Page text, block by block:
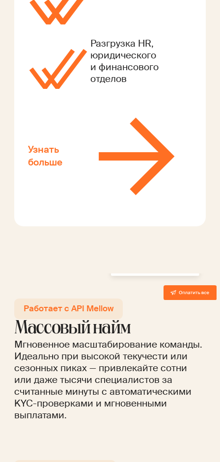
Узнать
больше
Разгрузка HR,
юридического
и финансового
отделов
Работает с API Mellow
Массовый найм
Мгновенное масштабирование команды.
Идеально при высокой текучести или
сезонных пиках — привлекайте сотни
или даже тысячи специалистов за
считанные минуты с автоматическими
KYC-проверками и мгновенными
выплатами.